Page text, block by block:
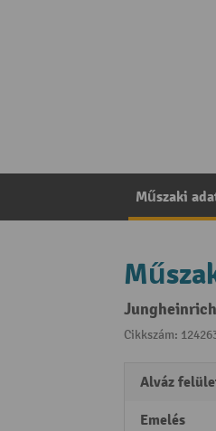
Műszaki
Cikkszám:
Alváz
Emelés